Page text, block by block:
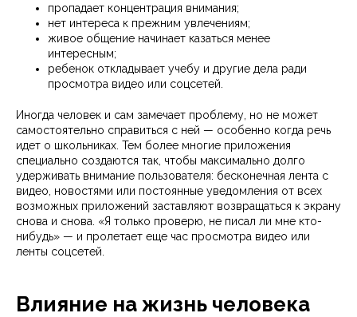
пропадает концентрация внимания;
нет интереса к прежним увлечениям;
живое общение начинает казаться менее
интересным;
ребенок откладывает учебу и другие дела ради
просмотра видео или соцсетей.
Иногда человек и сам замечает проблему, но не может
самостоятельно справиться с ней — особенно когда речь
идет о школьниках. Тем более многие приложения
специально создаются так, чтобы максимально долго
удерживать внимание пользователя: бесконечная лента с
видео, новостями или постоянные уведомления от всех
возможных приложений заставляют возвращаться к экрану
снова и снова. «Я только проверю, не писал ли мне кто-
нибудь» — и пролетает еще час просмотра видео или
ленты соцсетей.
Влияние на жизнь человека